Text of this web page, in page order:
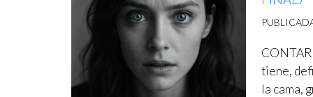
tiene,
la cama,